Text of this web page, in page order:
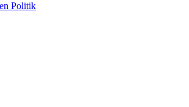
Politik